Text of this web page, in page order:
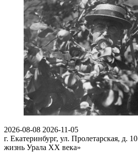
2026-08-08 2026-11-05
г. Екатеринбург, ул. Пролетарская, д. 10
жизнь Урала ХХ века»